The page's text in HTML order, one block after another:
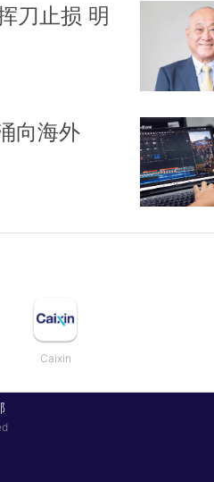
刀止损 明
向海外
Caixin